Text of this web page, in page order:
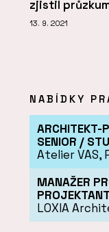
zjistil
13. 9. 2021
NABÍDKY
ARCHITEKT-
SENIOR /
Atelier VAS,
MANAŽER
PROJEKTANT
LOXIA